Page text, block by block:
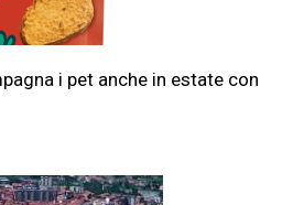
i pet anche in estate con